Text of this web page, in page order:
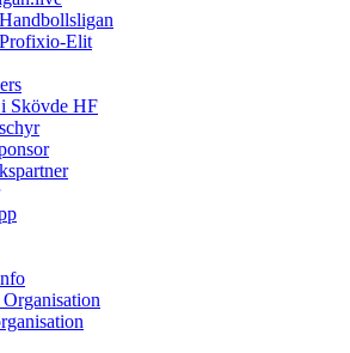
Elit
Skövde HF